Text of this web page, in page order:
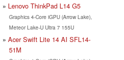
Lenovo ThinkPad L14 G5
Graphics 4-Core iGPU (Arrow Lake),
Meteor Lake-U Ultra 7 155U
Acer Swift Lite 14 AI SFL14-
51M